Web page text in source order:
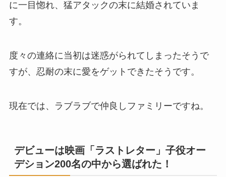
に一目惚れ、猛アタックの末に結婚されていま
す。
度々の連絡に当初は迷惑がられてしまったそうで
すが、忍耐の末に愛をゲットできたそうです。
現在では、ラブラブで仲良しファミリーですね。
デビューは映画「ラストレター」子役オー
デション200名の中から選ばれた！